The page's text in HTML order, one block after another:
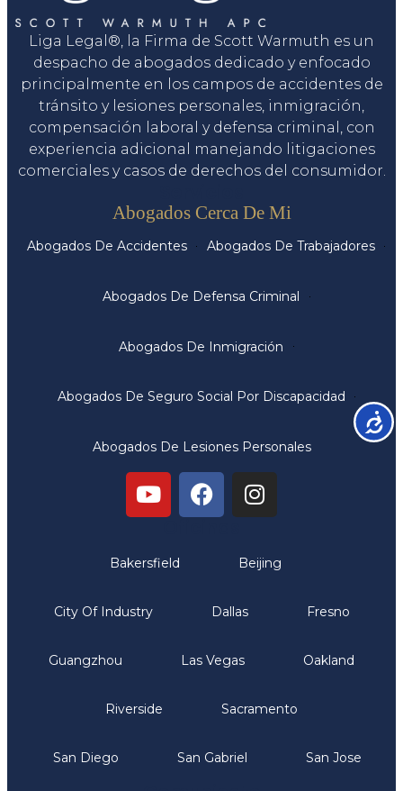
Liga Legal®, la Firma de Scott Warmuth es un
despacho de abogados dedicado y enfocado
principalmente en los campos de accidentes de
tránsito y lesiones personales, inmigración,
compensación laboral y defensa criminal, con
experiencia adicional manejando litigaciones
comerciales y casos de derechos del consumidor.
Abogados Cerca De Mi
Abogados De Accidentes Abogados De Trabajadores
Abogados De Defensa Criminal
Abogados De Inmigración
Abogados De Seguro Social Por Discapacidad
Abogados De Lesiones Personales
Bakersfield Beijing
City Of Industry Dallas Fresno
Guangzhou Las Vegas Oakland
Riverside Sacramento
San Diego San Gabriel San Jose